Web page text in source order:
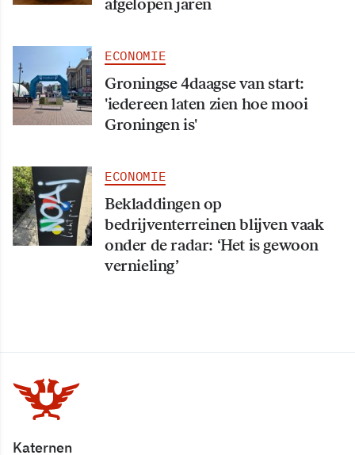
afgelopen jaren
ECONOMIE
Groningse 4daagse van start:
'iedereen laten zien hoe mooi
Groningen is'
ECONOMIE
Bekladdingen op
bedrijventerreinen blijven vaak
onder de radar: ‘Het is gewoon
vernieling’
Katernen